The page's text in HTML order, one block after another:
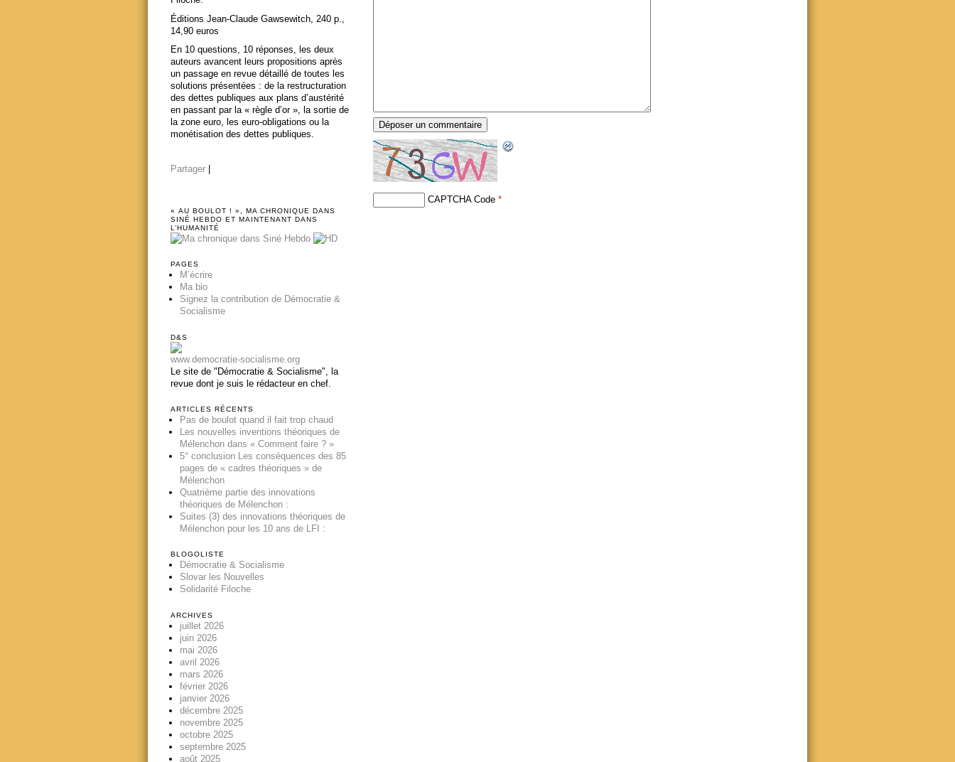
CAPTCHA Code*
Éditions Jean-Claude Gawsewitch, 240 p.,
14,90 euros
En 10 questions, 10 réponses, les deux
auteurs avancent leurs propositions après
un passage en revue détaillé de toutes les
solutions présentées : de la restructuration
des dettes publiques aux plans d’austérité
en passant par la « règle d’or », la sortie de
la zone euro, les euro-obligations ou la
monétisation des dettes publiques.
Partager
« AU BOULOT ! », MA CHRONIQUE DANS
SINÉ HEBDO ET MAINTENANT DANS
L’HUMANITÉ
PAGES
M’écrire
Ma bio
Signez la contribution de Démocratie &
Socialisme
D&S
www.democratie-socialisme.org
Le site de "Démocratie & Socialisme", la
revue dont je suis le rédacteur en chef.
ARTICLES RÉCENTS
Pas de boulot quand il fait trop chaud
Les nouvelles inventions théoriques de
Mélenchon dans « Comment faire ? »
5° conclusion Les conséquences des 85
pages de « cadres théoriques » de
Mélenchon
Quatrième partie des innovations
théoriques de Mélenchon :
Suites (3) des innovations théoriques de
Mélenchon pour les 10 ans de LFI :
BLOGOLISTE
Démocratie & Socialisme
Slovar les Nouvelles
Solidarité Filoche
ARCHIVES
juillet 2026
juin 2026
mai 2026
avril 2026
mars 2026
février 2026
janvier 2026
décembre 2025
novembre 2025
octobre 2025
septembre 2025
août 2025